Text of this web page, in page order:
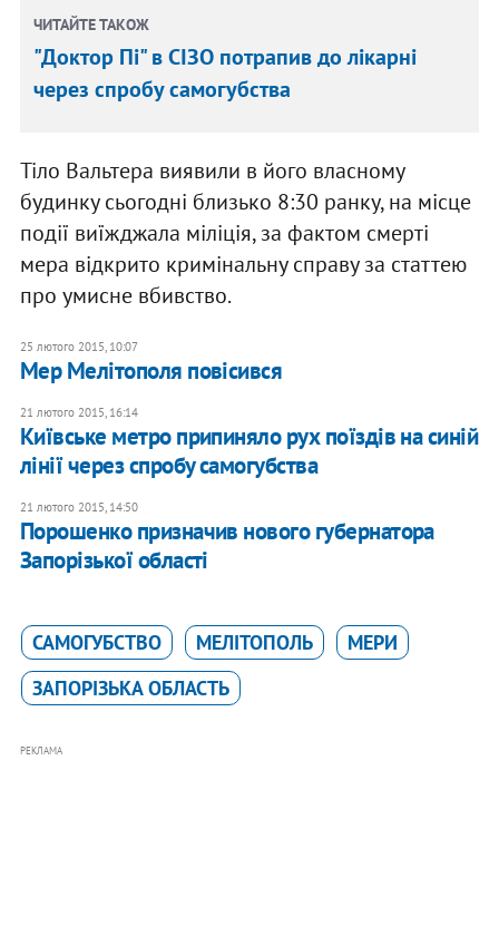
ЧИТАЙТЕ ТАКОЖ
"Доктор Пі" в СІЗО потрапив до лікарні
через спробу самогубства
Тіло Вальтера виявили в його власному
будинку сьогодні близько 8:30 ранку, на місце
події виїжджала міліція, за фактом смерті
мера відкрито кримінальну справу за статтею
про умисне вбивство.
25 лютого 2015, 10:07
Мер Мелітополя повісився
21 лютого 2015, 16:14
Київське метро припиняло рух поїздів на синій
лінії через спробу самогубства
21 лютого 2015, 14:50
Порошенко призначив нового губернатора
Запорізької області
САМОГУБСТВО МЕЛІТОПОЛЬ
МЕРИ
ЗАПОРІЗЬКА ОБЛАСТЬ
РЕКЛАМА